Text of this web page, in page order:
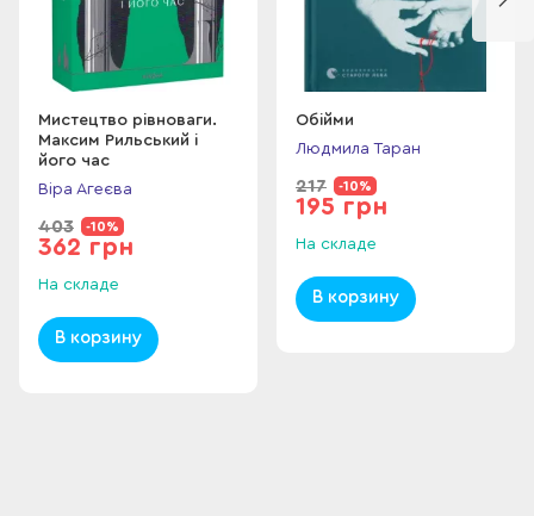
героини Софии Яблонской, решительные бунтарки Ирины
Вильде. Публикуются и наиболее резонансные тексты
современных писательниц, в частности, Оксаны Забужко и
Людмилы Таран. Книга подготовлена ​​в сотрудничестве с
ютуб-каналом «Кормящие авторы», авторами которого
являются литературоведы Вера Агеева и Ростислав
Семкив.
Мистецтво рівноваги.
Максим Рильський і
його час
Віра Агеєва
403 -10%
362 грн
На складе
В корзину
Обійми
Людмила Таран
217 -10%
195 грн
На складе
В корзину